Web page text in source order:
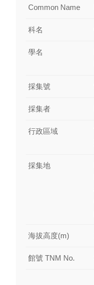
Common Name
科名
學名
採集號
採集者
行政區域
採集地
海拔高度(m)
館號 TNM No.